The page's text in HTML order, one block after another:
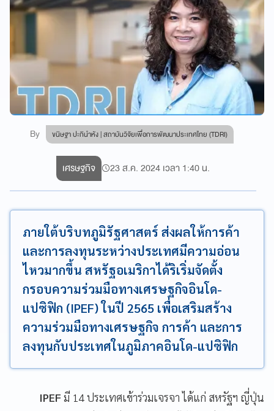
By ขนิษฐา ปะกินำหัง | สถาบันวิจัยเพื่อการพัฒนาประเทศไทย (TDRI)
เศรษฐกิจ 23 ส.ค. 2024 เวลา 1:40 น.
ภายใต้บริบทภูมิรัฐศาสตร์ ส่งผลให้การค้า
และการลงทุนระหว่างประเทศมีความอ่อน
ไหวมากขึ้น สหรัฐอเมริกาได้ริเริ่มจัดตั้ง
กรอบความร่วมมือทางเศรษฐกิจอินโด-
แปซิฟิก (IPEF) ในปี 2565 เพื่อเสริมสร้าง
ความร่วมมือทางเศรษฐกิจ การค้า และการ
ลงทุนกับประเทศในภูมิภาคอินโด-แปซิฟิก
IPEF มี 14 ประเทศเข้าร่วมเจรจา ได้แก่ สหรัฐฯ ญี่ปุ่น